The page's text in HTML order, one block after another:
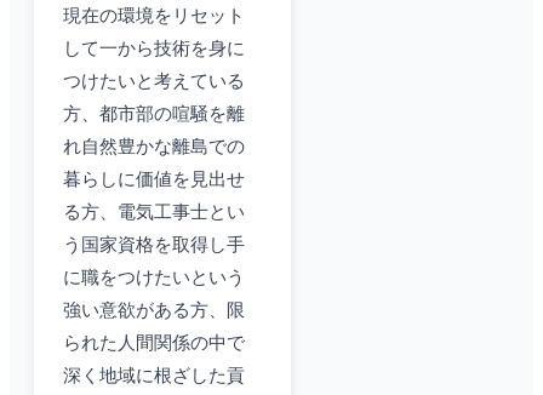
現在の環境をリセット
して一から技術を身に
つけたいと考えている
方、都市部の喧騒を離
れ自然豊かな離島での
暮らしに価値を見出せ
る方、電気工事士とい
う国家資格を取得し手
に職をつけたいという
強い意欲がある方、限
られた人間関係の中で
深く地域に根ざした貢